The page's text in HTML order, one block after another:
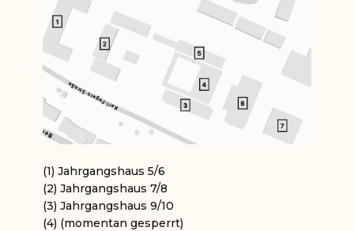
(1) Jahrgangshaus 5/6
(2) Jahrgangshaus 7/8
(3) Jahrgangshaus 9/10
(4) (momentan gesperrt)